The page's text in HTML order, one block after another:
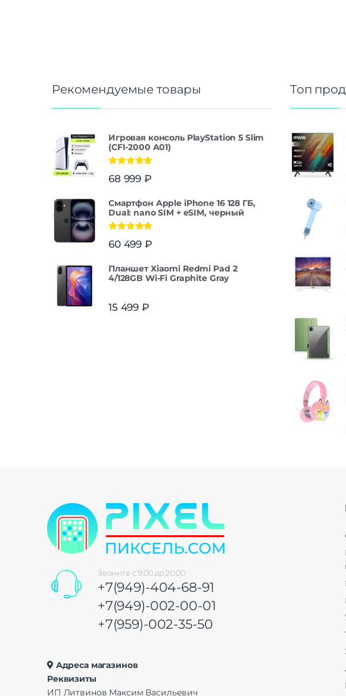
Рекомендуемые товары
Игровая консоль PlayStation 5 Slim
(CFI-2000 A01)
из 5
68 999 ₽
Смартфон Apple iPhone 16 128 ГБ,
Dual: nano SIM + eSIM, черный
из 5
60 499 ₽
Планшет Xiaomi Redmi Pad 2
4/128GB Wi-Fi Graphite Gray
15 499 ₽
Топ
Звоните с 9:00 до 20:00
+7(949)-404-68-91
+7(949)-002-00-01
+7(959)-002-35-50
Адреса магазинов
Реквизиты
ИП Литвинов Максим Васильевич